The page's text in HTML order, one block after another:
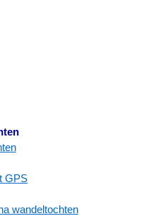
GPS
wandeltochten